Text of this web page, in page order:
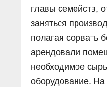
главы семейств,
заняться
полагая сорвать
арендовали
необходимое
оборудование. На